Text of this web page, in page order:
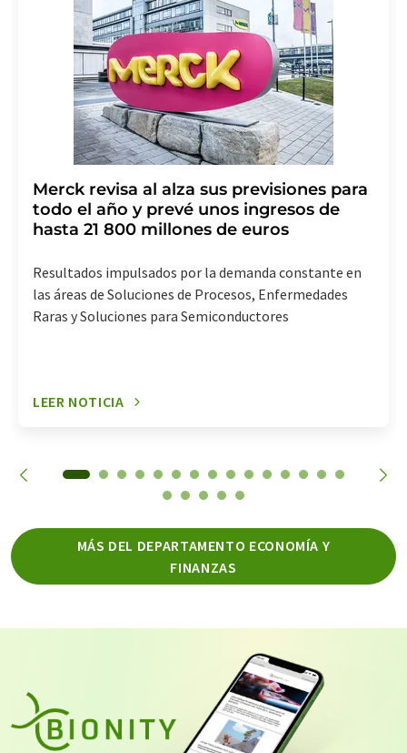
Merck revisa al alza sus previsiones para
todo el año y prevé unos ingresos de
hasta 21 800 millones de euros
Resultados impulsados por la demanda constante en
las áreas de Soluciones de Procesos, Enfermedades
Raras y Soluciones para Semiconductores
LEER NOTICIA
MÁS DEL DEPARTAMENTO ECONOMÍA Y
FINANZAS